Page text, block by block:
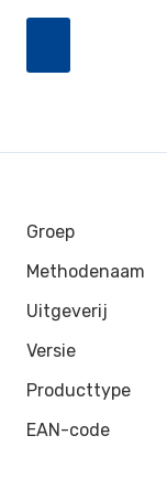
Groep
Methodenaam
Uitgeverij
Versie
Producttype
EAN-code